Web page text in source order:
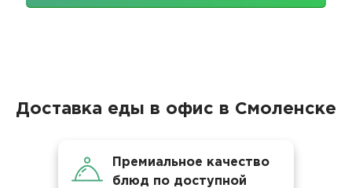
Доставка еды в офис в Смоленске
Премиальное качество
блюд по доступной